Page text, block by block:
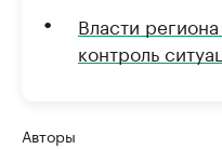
Власти
контроль
Авторы